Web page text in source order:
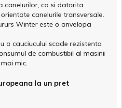
canelurilor, ca si datorita
canelurile transversale.
Winter este o anvelopa
a cauciucului scade rezistenta
de combustibil al masinii
mic.
la un pret